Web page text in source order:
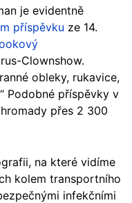
je evidentně
příspěvku ze 14.
Clownshow.
obleky, rukavice,
Podobné příspěvky v
přes 2 300
na které vidíme
kolem transportního
infekčními